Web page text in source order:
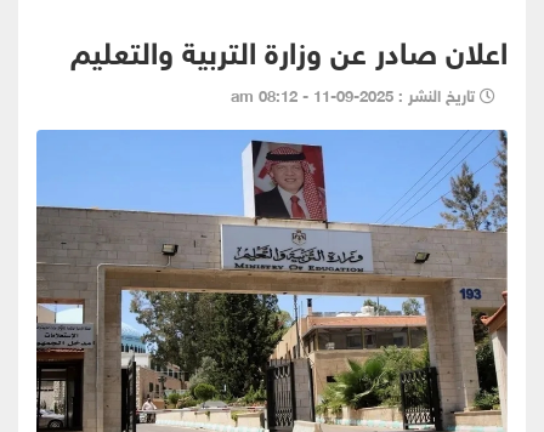
اعلان صادر عن وزارة التربية والتعليم
تاريخ النشر : 2025-09-11 - 08:12 am